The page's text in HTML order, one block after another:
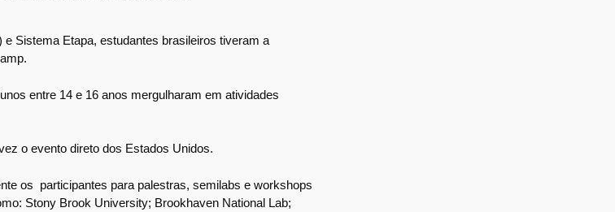
Sistema Etapa, estudantes brasileiros tiveram a
entre 14 e 16 anos mergulharam em atividades
o evento direto dos Estados Unidos.
os participantes para palestras, semilabs e workshops
Stony Brook University; Brookhaven National Lab;